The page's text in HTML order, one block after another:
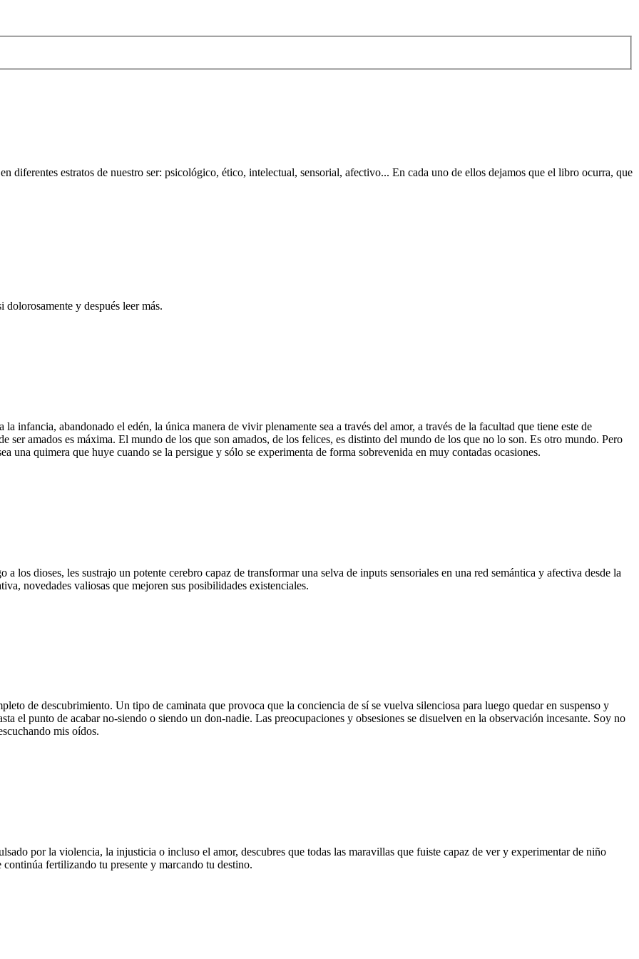
diferentes estratos de nuestro ser: psicológico, ético, intelectual, sensorial, afectivo... En cada uno de ellos dejamos que el libro ocurra, que
y después leer más.
infancia, abandonado el edén, la única manera de vivir plenamente sea a través del amor, a través de la facultad que tiene este de
ser amados es máxima. El mundo de los que son amados, de los felices, es distinto del mundo de los que no lo son. Es otro mundo. Pero
una quimera que huye cuando se la persigue y sólo se experimenta de forma sobrevenida en muy contadas ocasiones.
los dioses, les sustrajo un potente cerebro capaz de transformar una selva de inputs sensoriales en una red semántica y afectiva desde la
novedades valiosas que mejoren sus posibilidades existenciales.
de descubrimiento. Un tipo de caminata que provoca que la conciencia de sí se vuelva silenciosa para luego quedar en suspenso y
el punto de acabar no-siendo o siendo un don-nadie. Las preocupaciones y obsesiones se disuelven en la observación incesante. Soy no
mis oídos.
por la violencia, la injusticia o incluso el amor, descubres que todas las maravillas que fuiste capaz de ver y experimentar de niño
fertilizando tu presente y marcando tu destino.